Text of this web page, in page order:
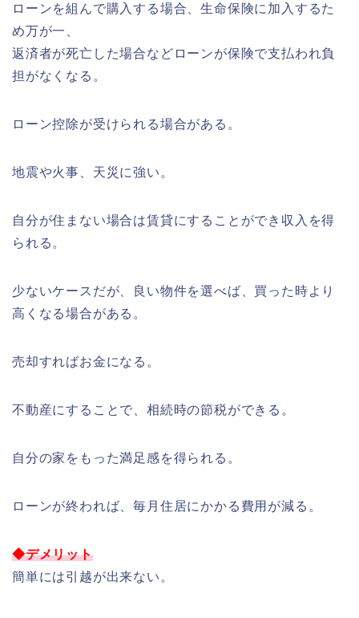
ローンを組んで購入する場合、生命保険に加入するた
め万が一、
返済者が死亡した場合などローンが保険で支払われ負
担がなくなる。
ローン控除が受けられる場合がある。
地震や火事、天災に強い。
自分が住まない場合は賃貸にすることができ収入を得
られる。
少ないケースだが、良い物件を選べば、買った時より
高くなる場合がある。
売却すればお金になる。
不動産にすることで、相続時の節税ができる。
自分の家をもった満足感を得られる。
ローンが終われば、毎月住居にかかる費用が減る。
◆デメリット
簡単には引越が出来ない。